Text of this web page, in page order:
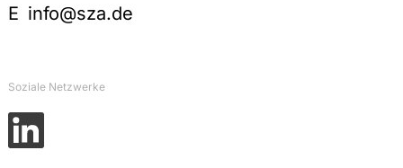
E info@sza.de
Soziale Netzwerke